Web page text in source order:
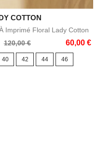
rapide
COTTON
Imprimé Floral Lady Cotton
120,00 € 60,00 €
40 42 44 46